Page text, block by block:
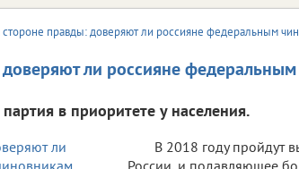
стороне правды: доверяют ли россияне федеральным
ли россияне
в приоритете у населения.
В 2018 году пройдут
России, и подавляющее